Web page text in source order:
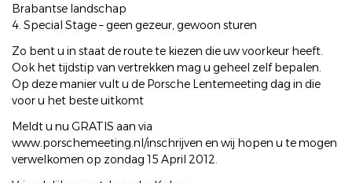
Brabantse landschap
4. Special Stage – geen gezeur, gewoon sturen
Zo bent u in staat de route te kiezen die uw voorkeur heeft.
Ook het tijdstip van vertrekken mag u geheel zelf bepalen.
Op deze manier vult u de Porsche Lentemeeting dag in die
voor u het beste uitkomt
Meldt u nu GRATIS aan via
www.porschemeeting.nl/inschrijven en wij hopen u te mogen
verwelkomen op zondag 15 April 2012.